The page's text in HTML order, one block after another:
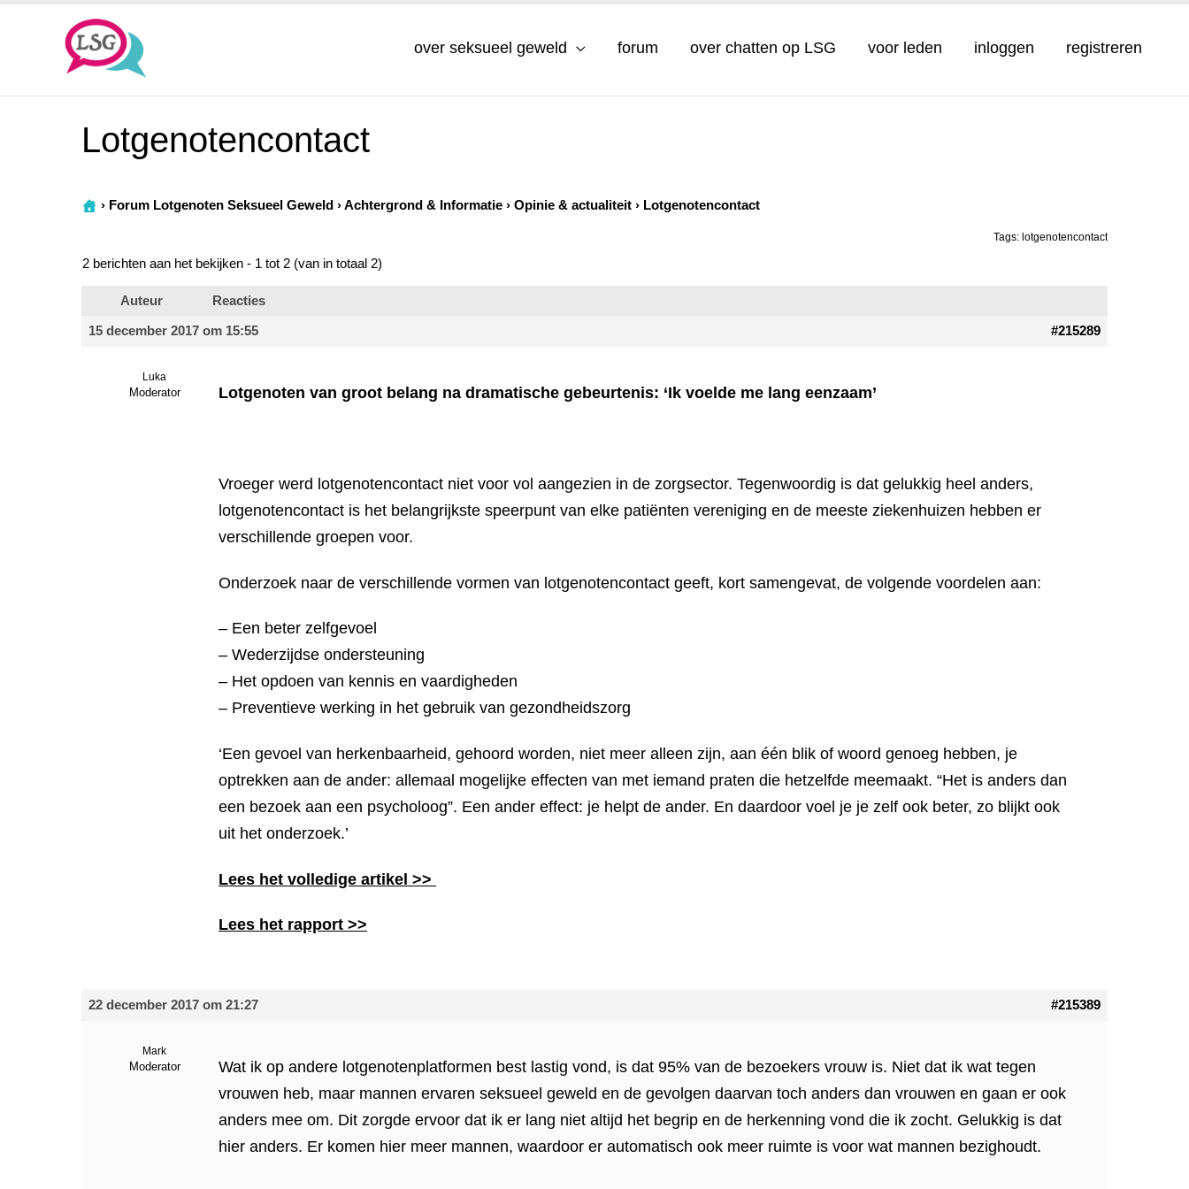
over seksueel geweld forum over chatten op LSG voor leden inloggen registreren
Lotgenotencontact
› Forum Lotgenoten Seksueel Geweld ›Achtergrond & Informatie › Opinie & actualiteit › Lotgenotencontact
Tags: lotgenotencontact
2 berichten aan het bekijken - 1 tot 2 (van in totaal 2)
Auteur
Reacties
15 december 2017 om 15:55
#215289
Luka
Moderator Lotgenoten van groot belang na dramatische gebeurtenis: ‘Ik voelde me lang eenzaam’
Vroeger werd lotgenotencontact niet voor vol aangezien in de zorgsector. Tegenwoordig is dat gelukkig heel anders,
lotgenotencontact is het belangrijkste speerpunt van elke patiënten vereniging en de meeste ziekenhuizen hebben er
verschillende groepen voor.
Onderzoek naar de verschillende vormen van lotgenotencontact geeft, kort samengevat, de volgende voordelen aan:
– Een beter zelfgevoel
– Wederzijdse ondersteuning
– Het opdoen van kennis en vaardigheden
– Preventieve werking in het gebruik van gezondheidszorg
‘Een gevoel van herkenbaarheid, gehoord worden, niet meer alleen zijn, aan één blik of woord genoeg hebben, je
optrekken aan de ander: allemaal mogelijke effecten van met iemand praten die hetzelfde meemaakt. “Het is anders dan
een bezoek aan een psycholoog”. Een ander effect: je helpt de ander. En daardoor voel je je zelf ook beter, zo blijkt ook
uit het onderzoek.’
Lees het volledige artikel >>
Lees het rapport >>
22 december 2017 om 21:27 #215389
Mark
Moderator
Wat ik op andere lotgenotenplatformen best lastig vond, is dat 95% van de bezoekers vrouw is. Niet dat ik wat tegen
vrouwen heb, maar mannen ervaren seksueel geweld en de gevolgen daarvan toch anders dan vrouwen en gaan er ook
anders mee om. Dit zorgde ervoor dat ik er lang niet altijd het begrip en de herkenning vond die ik zocht. Gelukkig is dat
hier anders. Er komen hier meer mannen, waardoor er automatisch ook meer ruimte is voor wat mannen bezighoudt.